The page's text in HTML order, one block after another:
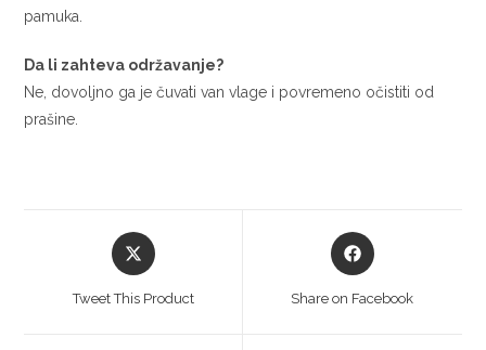
pamuka.
Da li zahteva održavanje?
Ne, dovoljno ga je čuvati van vlage i povremeno očistiti od
prašine.
Opens
in
Tweet This Product
Opens
in
Share on Facebook